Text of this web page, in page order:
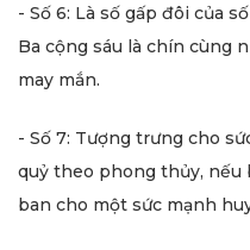
- Số 6: Là số gấp đôi của
Ba cộng sáu là chín cùng
may mắn.
- Số 7: Tượng trưng cho
quỷ theo phong thủy, nếu
ban cho một sức mạnh